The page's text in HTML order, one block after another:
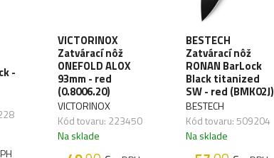
-
VICTORINOX
Zatvárací nôž
ONEFOLD ALOX
93mm - red
(0.8006.20)
VICTORINOX
Kód tovaru: 223450
Na sklade
BESTECH
Zatvárací nôž
RONAN BarLock
Black titanized
SW - red (BMK02J)
BESTECH
Kód tovaru: 509204
Na sklade